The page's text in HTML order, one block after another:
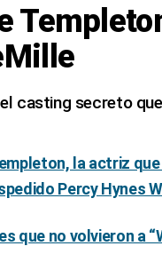
casting secreto
la actriz
Percy Hynes
que no volvieron a